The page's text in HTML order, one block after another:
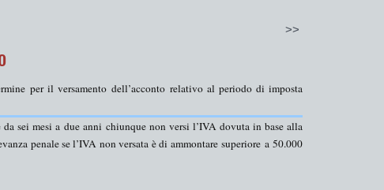
>>
per il versamento dell’acconto relativo al periodo di imposta
da sei mesi a due anni chiunque non versi l’IVA dovuta in base alla
penale se l’IVA non versata è di ammontare superiore a 50.000